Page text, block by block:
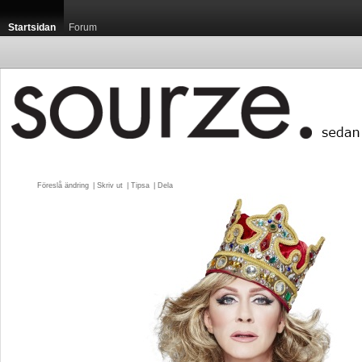
Startsidan Forum
Föreslå ändring Skriv ut Tipsa Dela